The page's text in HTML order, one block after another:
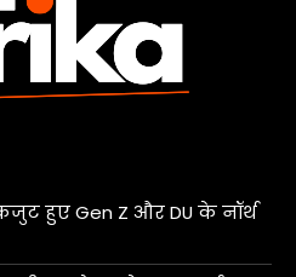
हुए Gen Z और DU के नॉर्थ